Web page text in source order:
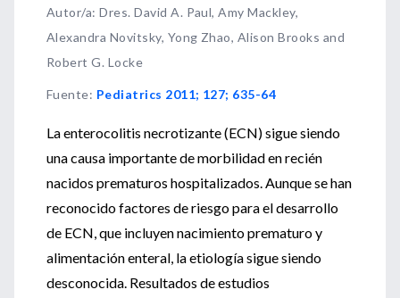
Autor/a: Dres. David A. Paul, Amy Mackley,
Alexandra Novitsky, Yong Zhao, Alison Brooks and
Robert G. Locke
Fuente: Pediatrics 2011; 127; 635-64
La enterocolitis necrotizante (ECN) sigue siendo
una causa importante de morbilidad en recién
nacidos prematuros hospitalizados. Aunque se han
reconocido factores de riesgo para el desarrollo
de ECN, que incluyen nacimiento prematuro y
alimentación enteral, la etiología sigue siendo
desconocida. Resultados de estudios